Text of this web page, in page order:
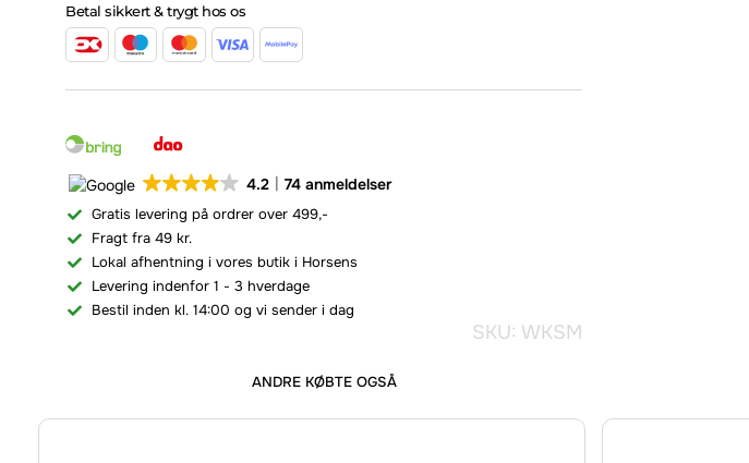
Betal sikkert & trygt hos os
4.2 74 anmeldelser
Gratis levering på ordrer over 499,-
Fragt fra 49 kr.
Lokal afhentning i vores butik i Horsens
Levering indenfor 1 - 3 hverdage
Bestil inden kl. 14:00 og vi sender i dag
SKU: WKSM
ANDRE KØBTE OGSÅ